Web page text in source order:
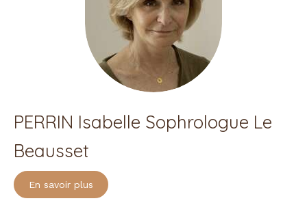
PERRIN Isabelle Sophrologue Le
Beausset
En savoir plus